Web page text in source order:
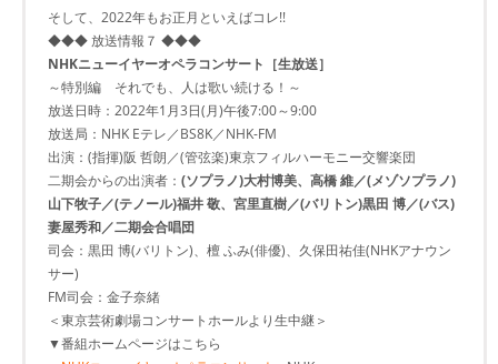
そして、2022年もお正月といえばコレ!!
◆◆◆ 放送情報７ ◆◆◆
NHKニューイヤーオペラコンサート［生放送］
～特別編 それでも、人は歌い続ける！～
放送日時：2022年1月3日(月)午後7:00～9:00
放送局：NHK Eテレ／BS8K／NHK-FM
出演：(指揮)阪 哲朗／(管弦楽)東京フィルハーモニー交響楽団
二期会からの出演者： (ソプラノ)大村博美、高橋 維／(メゾソプラノ)
山下牧子／(テノール)福井 敬、宮里直樹／(バリトン)黒田 博／(バス)
妻屋秀和／二期会合唱団
司会：黒田 博(バリトン)、檀 ふみ(俳優)、久保田祐佳(NHKアナウン
サー)
FM司会：金子奈緒
＜東京芸術劇場コンサートホールより生中継＞
▼番組ホームページはこちら